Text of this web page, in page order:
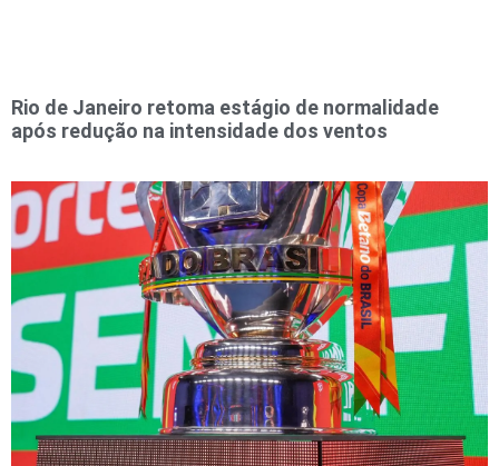
Rio de Janeiro retoma estágio de normalidade
após redução na intensidade dos ventos